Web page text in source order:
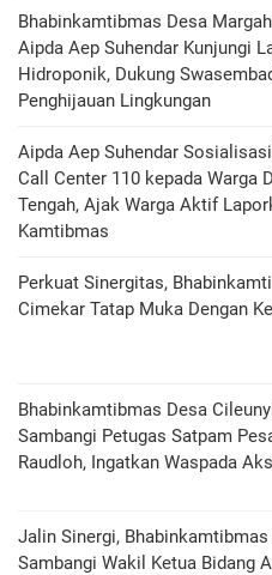
Bhabinkamtibmas Desa
Aipda Aep Suhendar Kunjungi
Hidroponik, Dukung
Penghijauan Lingkungan
Aipda Aep Suhendar
Call Center 110 kepada Warga
Tengah, Ajak Warga Aktif
Kamtibmas
Perkuat Sinergitas,
Cimekar Tatap Muka Dengan
Bhabinkamtibmas Desa
Sambangi Petugas Satpam
Raudloh, Ingatkan Waspada
Jalin Sinergi,
Sambangi Wakil Ketua Bidang